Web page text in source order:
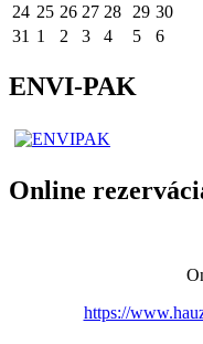
24 25 26 27 28 29 30
31 1 2 3 4 5 6
ENVI-PAK
Online
https://